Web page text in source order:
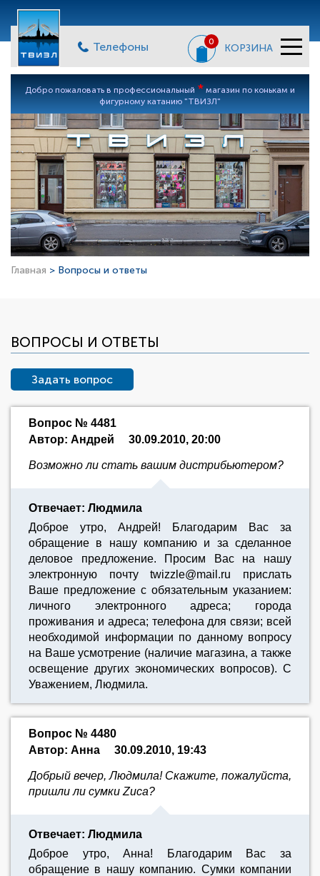
Телефоны 0
КОРЗИНА
Добро пожаловать в профессиональный * магазин по конькам и
фигурному катанию "ТВИЗЛ"
Главная > Вопросы и ответы
ВОПРОСЫ И ОТВЕТЫ
Задать вопрос
Вопрос № 4481
Автор: Андрей
30.09.2010, 20:00
Возможно ли стать вашим дистрибьютером?
Отвечает: Людмила
Доброе утро, Андрей! Благодарим Вас за
обращение в нашу компанию и за сделанное
деловое предложение. Просим Вас на нашу
электронную почту twizzle@mail.ru прислать
Ваше предложение с обязательным указанием:
личного электронного адреса; города
проживания и адреса; телефона для связи; всей
необходимой информации по данному вопросу
на Ваше усмотрение (наличие магазина, а также
освещение других экономических вопросов). C
Уважением, Людмила.
Вопрос № 4480
Автор: Анна
30.09.2010, 19:43
Добрый вечер, Людмила! Скажите, пожалуйста,
пришли ли сумки Zuca?
Отвечает: Людмила
Доброе утро, Анна! Благодарим Вас за
обращение в нашу компанию. Сумки компании